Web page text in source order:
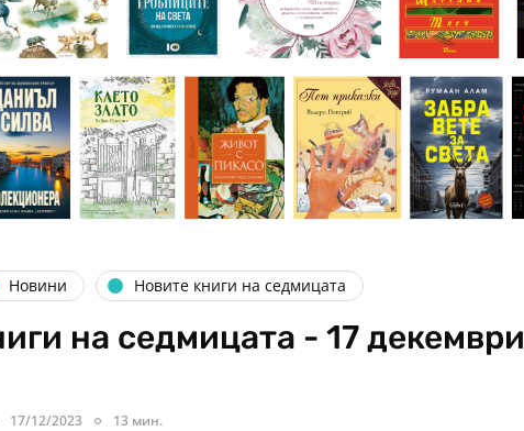
Новини Новите книги на седмицата
на седмицата - 17 декември
17/12/2023 13 мин.